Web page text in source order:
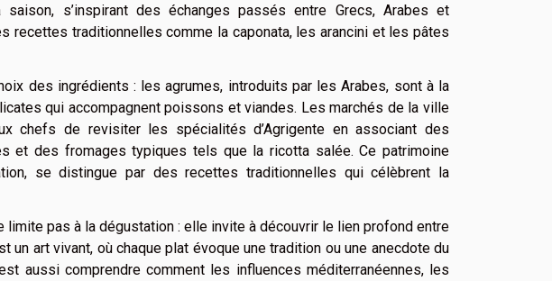
s’inspirant des échanges passés entre Grecs, Arabes et
recettes traditionnelles comme la caponata, les arancini et les pâtes
des ingrédients : les agrumes, introduits par les Arabes, sont à la
qui accompagnent poissons et viandes. Les marchés de la ville
chefs de revisiter les spécialités d’Agrigente en associant des
et des fromages typiques tels que la ricotta salée. Ce patrimoine
se distingue par des recettes traditionnelles qui célèbrent la
limite pas à la dégustation : elle invite à découvrir le lien profond entre
art vivant, où chaque plat évoque une tradition ou une anecdote du
aussi comprendre comment les influences méditerranéennes, les